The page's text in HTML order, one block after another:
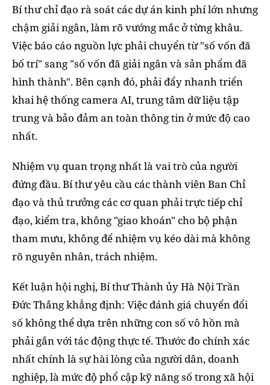
Bí thư chỉ đạo rà soát các dự án kinh phí lớn nhưng
chậm giải ngân, làm rõ vướng mắc ở từng khâu.
Việc báo cáo nguồn lực phải chuyển từ "số vốn đã
bố trí" sang "số vốn đã giải ngân và sản phẩm đã
hình thành". Bên cạnh đó, phải đẩy nhanh triển
khai hệ thống camera AI, trung tâm dữ liệu tập
trung và bảo đảm an toàn thông tin ở mức độ cao
nhất.
Nhiệm vụ quan trọng nhất là vai trò của người
đứng đầu. Bí thư yêu cầu các thành viên Ban Chỉ
đạo và thủ trưởng các cơ quan phải trực tiếp chỉ
đạo, kiểm tra, không "giao khoán" cho bộ phận
tham mưu, không để nhiệm vụ kéo dài mà không
rõ nguyên nhân, trách nhiệm.
Kết luận hội nghị, Bí thư Thành ủy Hà Nội Trần
Đức Thắng khẳng định: Việc đánh giá chuyển đổi
số không thể dựa trên những con số vô hồn mà
phải gắn với tác động thực tế. Thước đo chính xác
nhất chính là sự hài lòng của người dân, doanh
nghiệp, là mức độ phổ cập kỹ năng số trong xã hội